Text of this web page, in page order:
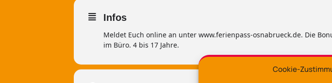
Cookie-
Infos
Meldet Euch online an unter www.ferienpass-osnabrueck.de. Die
im Büro. 4 bis 17 Jahre.